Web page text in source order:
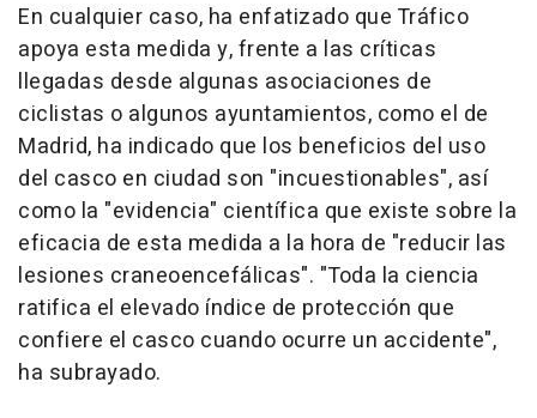
En cualquier caso, ha enfatizado que Tráfico
apoya esta medida y, frente a las críticas
llegadas desde algunas asociaciones de
ciclistas o algunos ayuntamientos, como el de
Madrid, ha indicado que los beneficios del uso
del casco en ciudad son "incuestionables", así
como la "evidencia" científica que existe sobre la
eficacia de esta medida a la hora de "reducir las
lesiones craneoencefálicas". "Toda la ciencia
ratifica el elevado índice de protección que
confiere el casco cuando ocurre un accidente",
ha subrayado.